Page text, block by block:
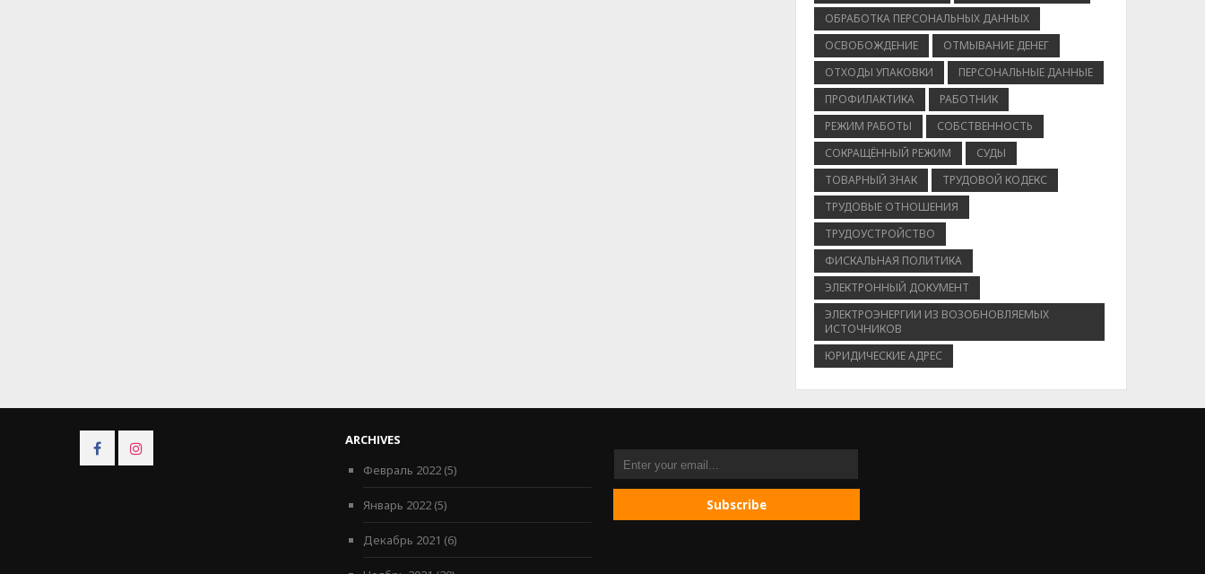
ОБРАБОТКА ПЕРСОНАЛЬНЫХ ДАННЫХ
ОСВОБОЖДЕНИЕ
ОТМЫВАНИЕ ДЕНЕГ
ОТХОДЫ УПАКОВКИ
ПЕРСОНАЛЬНЫЕ ДАННЫЕ
ПРОФИЛАКТИКА
РАБОТНИК
РЕЖИМ РАБОТЫ
СОБСТВЕННОСТЬ
СОКРАЩЁННЫЙ РЕЖИМ
СУДЫ
ТОВАРНЫЙ ЗНАК
ТРУДОВОЙ КОДЕКС
ТРУДОВЫЕ ОТНОШЕНИЯ
ТРУДОУСТРОЙСТВО
ФИСКАЛЬНАЯ ПОЛИТИКА
ЭЛЕКТРОННЫЙ ДОКУМЕНТ
ЭЛЕКТРОЭНЕРГИИ ИЗ ВОЗОБНОВЛЯЕМЫХ
ИСТОЧНИКОВ
ЮРИДИЧЕСКИЕ АДРЕС
CONNECT
ON
ARCHIVES
Февраль 2022 (5)
Январь 2022 (5)
Декабрь 2021 (6)